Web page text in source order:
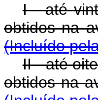
I - até
obtidos
(Incluído
II - até
obtidos